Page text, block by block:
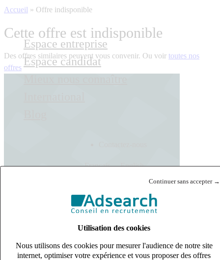
Continuer sans accepter →
Utilisation des cookies
Nous utilisons des cookies pour mesurer l'audience de notre site
internet, optimiser votre expérience et vous proposer des offres
Espace entreprise
Espace candidat
Français English
Accueil » Offre indisponible
Cette offre est indisponible
Des offres similaires peuvent vous convenir. Ou voir toutes nos
offres
s'adapter à vos besoin en recrutement
10 univers